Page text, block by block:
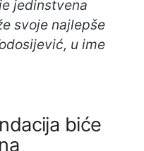
jedinstvena
svoje najlepše
u ime
biće